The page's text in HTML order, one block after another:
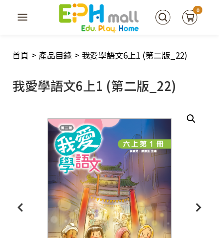
0
首頁 > 產品目錄 > 我愛學語文6上1 (第二版_22)
我愛學語文6上1 (第二版_22)